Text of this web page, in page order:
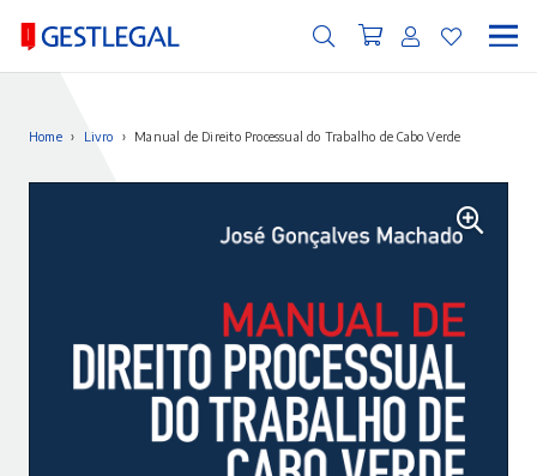
Home › Livro › Manual de Direito Processual do Trabalho de Cabo Verde